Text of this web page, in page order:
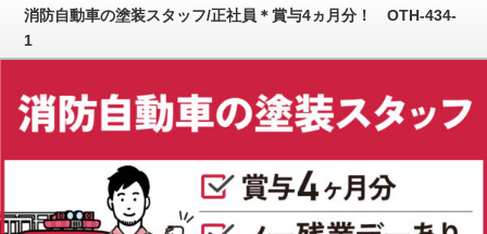
消防自動車の塗装スタッフ/正社員＊賞与4ヵ月分！ OTH-434-
1